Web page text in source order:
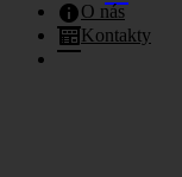
O nás
Kontakty